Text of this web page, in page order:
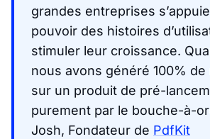
grandes entreprises
pouvoir des histoires
stimuler leur croissance.
nous avons généré 100%
sur un produit de pré-
purement par le bouche-à-
Josh, Fondateur de PdfKit